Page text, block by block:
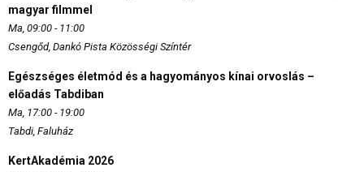
magyar filmmel
Ma, 09:00 - 11:00
Csengőd, Dankó Pista Közösségi Színtér
Egészséges életmód és a hagyományos kínai orvoslás –
előadás Tabdiban
Ma, 17:00 - 19:00
Tabdi, Faluház
KertAkadémia 2026